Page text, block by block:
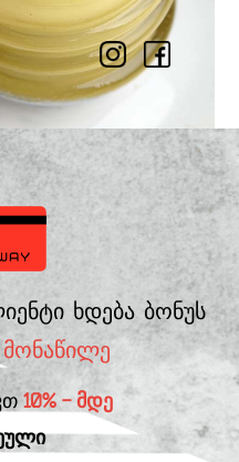
ხდება ბონუს
10% - მდე